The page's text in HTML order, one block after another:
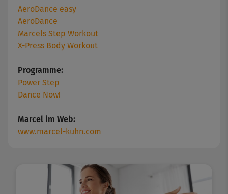
AeroDance easy
AeroDance
Marcels Step Workout
X-Press Body Workout
Programme:
Power Step
Dance Now!
Marcel im Web:
www.marcel-kuhn.com